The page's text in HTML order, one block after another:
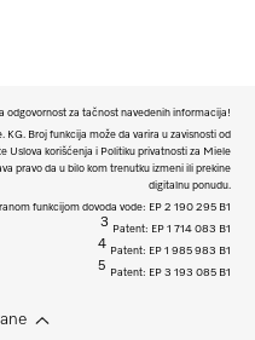
odgovornost za tačnost navedenih informacija!
Broj funkcija može da varira u zavisnosti od
Uslova korišćenja i Politiku privatnosti za Miele
pravo da u bilo kom trenutku izmeni ili prekine
digitalnu ponudu.
funkcijom dovoda vode: EP 2 190 295 B1
3
Patent: EP 1 714 083 B1
4
Patent: EP 1 985 983 B1
5
Patent: EP 3 193 085 B1